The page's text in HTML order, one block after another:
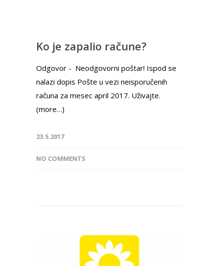
Ko je zapalio račune?
Odgovor - Neodgovorni poštar! Ispod se
nalazi dopis Pošte u vezi neisporučenih
računa za mesec april 2017. Uživajte.
(more…)
23.5.2017
NO COMMENTS